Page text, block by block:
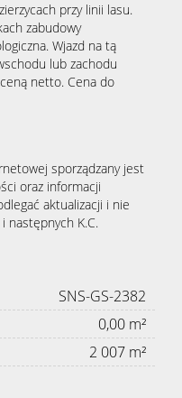
przy linii lasu.
zabudowy
Wjazd na tą
lub zachodu
netto. Cena do
sporządzany jest
oraz informacji
aktualizacji i nie
następnych K.C.
SNS-GS-2382
0,00 m²
2 007 m²